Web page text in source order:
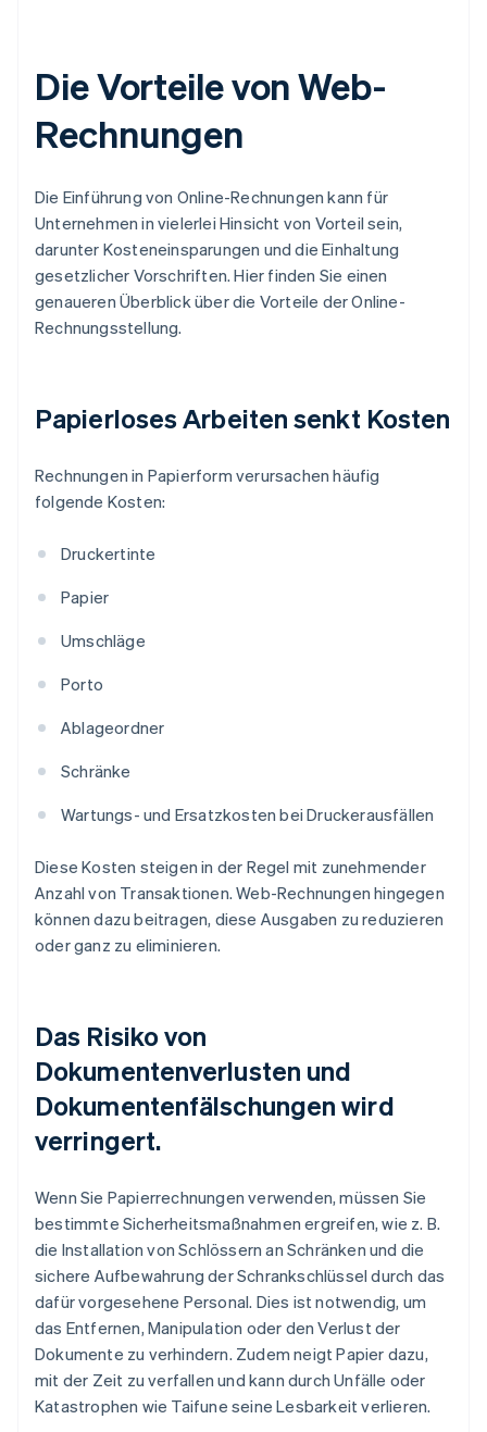
Die Vorteile von Web-
Rechnungen
Die Einführung von Online-Rechnungen kann für
Unternehmen in vielerlei Hinsicht von Vorteil sein,
darunter Kosteneinsparungen und die Einhaltung
gesetzlicher Vorschriften. Hier finden Sie einen
genaueren Überblick über die Vorteile der Online-
Rechnungsstellung.
Papierloses Arbeiten senkt Kosten
Rechnungen in Papierform verursachen häufig
folgende Kosten:
Druckertinte
Papier
Umschläge
Porto
Ablageordner
Schränke
Wartungs- und Ersatzkosten bei Druckerausfällen
Diese Kosten steigen in der Regel mit zunehmender
Anzahl von Transaktionen. Web-Rechnungen hingegen
können dazu beitragen, diese Ausgaben zu reduzieren
oder ganz zu eliminieren.
Das Risiko von
Dokumentenverlusten und
Dokumentenfälschungen wird
verringert.
Wenn Sie Papierrechnungen verwenden, müssen Sie
bestimmte Sicherheitsmaßnahmen ergreifen, wie z. B.
die Installation von Schlössern an Schränken und die
sichere Aufbewahrung der Schrankschlüssel durch das
dafür vorgesehene Personal. Dies ist notwendig, um
das Entfernen, Manipulation oder den Verlust der
Dokumente zu verhindern. Zudem neigt Papier dazu,
mit der Zeit zu verfallen und kann durch Unfälle oder
Katastrophen wie Taifune seine Lesbarkeit verlieren.